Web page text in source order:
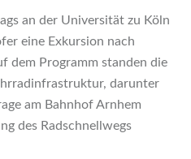
an der Universität zu Köln
eine Exkursion nach
dem Programm standen die
darunter
am Bahnhof Arnhem
des Radschnellwegs